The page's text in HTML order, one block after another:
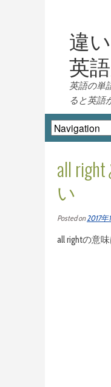
違
英
英語の単
ると英語
all
い
Posted on2017
all rightの意